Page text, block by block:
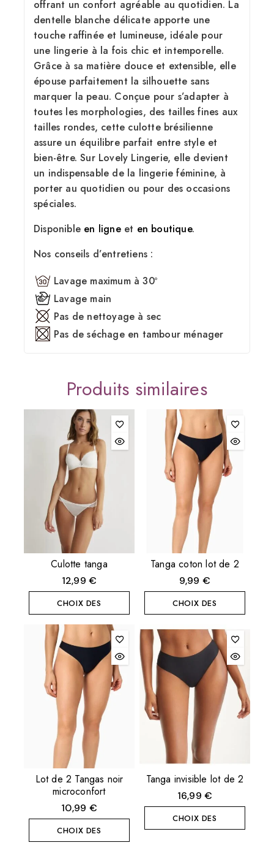
offrant un confort agréable au quotidien. La
dentelle blanche délicate apporte une
touche raffinée et lumineuse, idéale pour
une lingerie à la fois chic et intemporelle.
Grâce à sa matière douce et extensible, elle
épouse parfaitement la silhouette sans
marquer la peau. Conçue pour s’adapter à
toutes les morphologies, des tailles fines aux
tailles rondes, cette culotte brésilienne
assure un équilibre parfait entre style et
bien-être. Sur Lovely Lingerie, elle devient
un indispensable de la lingerie féminine, à
porter au quotidien ou pour des occasions
spéciales.
Disponible en ligneet en boutique.
Nos conseils d’entretiens :
Lavage maximum à 30º
Lavage main
Pas de nettoyage à sec
Pas de séchage en tambour ménager
Produits similaires
Culotte tanga
12,99 €
CHOIX DES
Tanga coton lot de 2
9,99 €
CHOIX DES
Lot de 2 Tangas noir
microconfort
10,99 €
CHOIX DES
Tanga invisible lot de 2
16,99 €
CHOIX DES